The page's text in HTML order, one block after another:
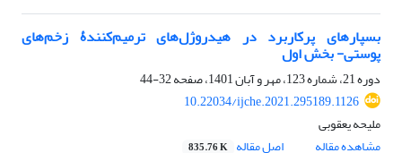
بسپارهای پرکاربرد در هیدروژل‌های ترمیم‌کنندۀ زخم‌های
پوستی- بخش اول
دوره 21، شماره 123، مهر و آبان 1401، صفحه
32-44
10.22034/ijche.2021.295189.1126
ملیحه یعقوبی
مشاهده مقاله
اصل مقاله 835.76 K